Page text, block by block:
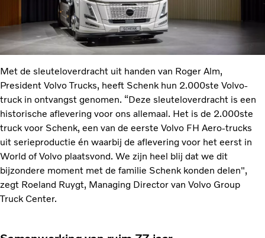
Met de sleuteloverdracht uit handen van Roger Alm,
President Volvo Trucks, heeft Schenk hun 2.000ste Volvo-
truck in ontvangst genomen. “Deze sleuteloverdracht is een
historische aflevering voor ons allemaal. Het is de 2.000ste
truck voor Schenk, een van de eerste Volvo FH Aero-trucks
uit serieproductie én waarbij de aflevering voor het eerst in
World of Volvo plaatsvond. We zijn heel blij dat we dit
bijzondere moment met de familie Schenk konden delen",
zegt Roeland Ruygt, Managing Director van Volvo Group
Truck Center.